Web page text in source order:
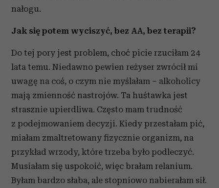
nałogu.
Jak się potem wyciszyć, bez AA, bez terapii?
Do tej pory jest problem, choć picie rzuciłam 24
lata temu. Niedawno pewien reżyser zwrócił mi
uwagę na coś, o czym nie myślałam – alkoholicy
mają zmienność nastrojów. Ta huśtawka jest
strasznie upierdliwa. Często mam trudność
z podejmowaniem decyzji. Kiedy przestałam pić,
miałam zmaltretowany fizycznie organizm, na
przykład wrzody, które trzeba było podleczyć.
Musiałam się uspokoić, więc brałam relanium.
Byłam bardzo słaba, ale stopniowo nabierałam sił.